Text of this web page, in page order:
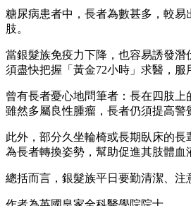
糖尿病患者中，長者為數甚多，較
肢。
當銀髮族免疫力下降，也容易誘發
須盡快把握「黃金72小時」求醫，服
曾有長者憂心地問筆者：長在四肢
雖然多屬良性腫瘤，長者仍須提高警
此外，部分久坐輪椅或長期臥床的
為長者轉換姿勢，幫助促進其肢體血
總括而言，銀髮族平日要勤清潔、注